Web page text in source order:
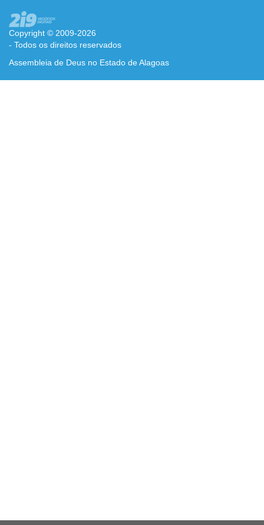
Copyright © 2009-2026
- Todos os direitos reservados
Assembleia de Deus no Estado de Alagoas